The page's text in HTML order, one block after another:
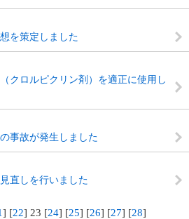
を策定しました
クロルピクリン剤）を適正に使用し
事故が発生しました
直しを行いました
] [22] 23 [24] [25] [26] [27] [28]